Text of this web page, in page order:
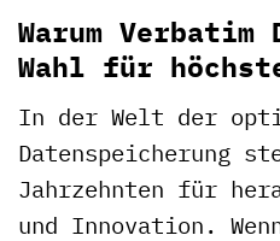
Warum Verbatim
Wahl für
In der Welt der
Datenspeicherung
Jahrzehnten für
und Innovation.